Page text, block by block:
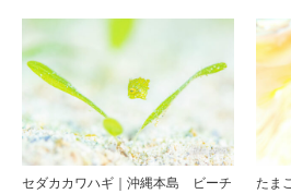
セダカカワハギ｜沖縄本島 ビーチ
たま